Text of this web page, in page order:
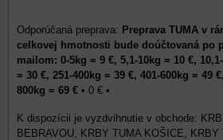
Preprava TUMA v
celkovej hmotnosti bude doúčtovaná po
mailom: 0-5kg = 9 €, 5,1-10kg = 10 €,
= 30 €, 251-400kg = 39 €, 401-600kg = 49
800kg = 69 € • 0 € •
BEBRAVOU, KRBY TUMA KOŠICE, KRBY